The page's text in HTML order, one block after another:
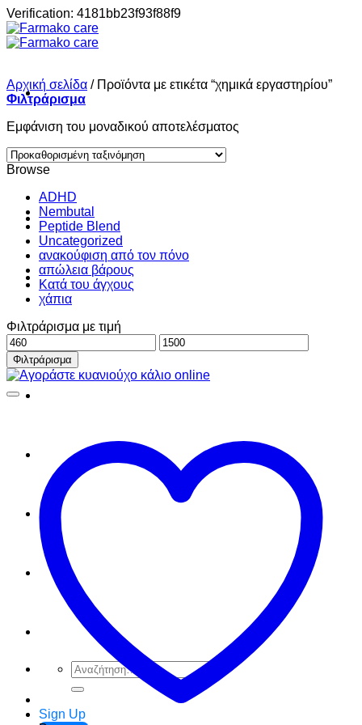
Verification: 4181bb23f93f88f9Μετάβαση
Σπίτι
Shop
About
Contact
Checkout
Cart
Ελληνικά
English
Αναζήτηση
για:
Sign Up
Αρχική σελίδα /Προϊόντα με ετικέτα “χημικά εργαστηρίου”
Φιλτράρισμα
Εμφάνιση του μοναδικού αποτελέσματος
Browse
ADHD
Nembutal
Peptide Blend
Uncategorized
ανακούφιση από τον πόνο
απώλεια βάρους
Κατά του άγχους
χάπια
Φιλτράρισμα με τιμή
Ελάχιστη
τιμή
Μέγιστη
τιμή
Φιλτράρισμα